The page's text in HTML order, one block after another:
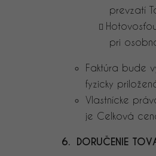
prevzatí
pri
Faktúra bude
fyzicky
Vlastnícke
je Celková
6. DORUČENIE